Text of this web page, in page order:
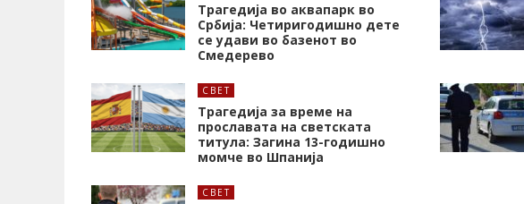
Трагедија во аквапарк во
Србија: Четиригодишно дете
се удави во базенот во
Смедерево
СВЕТ
Трагедија за време на
прославата на светската
титула: Загина 13-годишно
момче во Шпанија
СВЕТ